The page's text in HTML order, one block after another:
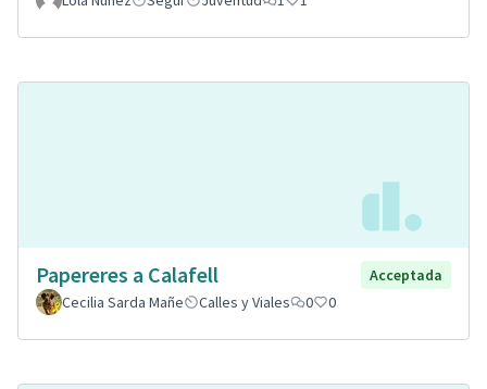
Papereres a Calafell
Acceptada
Cecilia Sarda Mañe
Calles y Viales 0 0